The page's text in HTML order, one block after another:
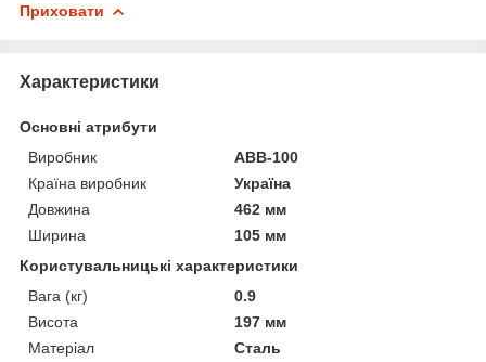
Приховати
Характеристики
Основні атрибути
Виробник
АВВ-100
Країна виробник
Україна
Довжина
462 мм
Ширина
105 мм
Користувальницькі характеристики
Вага (кг)
0.9
Висота
197 мм
Матеріал
Сталь